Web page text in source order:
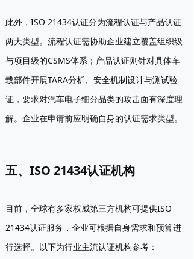
此外，ISO 21434认证分为流程认证与产品认证
两大类型。流程认证需协助企业建立覆盖组织级
与项目级的CSMS体系；产品认证则针对具体车
载部件开展TARA分析、安全机制设计与测试验
证，要求对汽车电子细分品类的攻击面有深度理
解。企业在申请前应明确自身的认证需求类型。
五、ISO 21434认证机构
目前，全球有多家权威第三方机构可提供ISO
21434认证服务，企业可根据自身需求和预算进
行选择。以下为行业主流认证机构参考：